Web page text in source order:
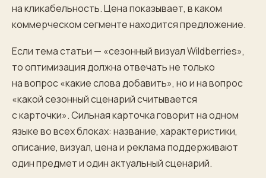
на кликабельность. Цена показывает, в каком
коммерческом сегменте находится предложение.
Если тема статьи — «сезонный визуал Wildberries»,
то оптимизация должна отвечать не только
на вопрос «какие слова добавить», но и на вопрос
«какой сезонный сценарий считывается
с карточки». Сильная карточка говорит на одном
языке во всех блоках: название, характеристики,
описание, визуал, цена и реклама поддерживают
один предмет и один актуальный сценарий.